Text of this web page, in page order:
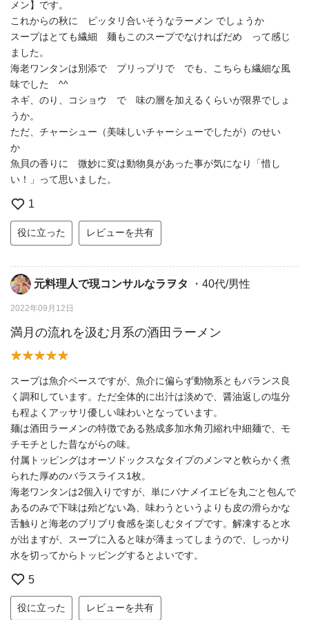
メン】です。
これからの秋に ピッタリ合いそうなラーメン でしょうか
スープはとても繊細 麺もこのスープでなければだめ って感じ
ました。
海老ワンタンは別添で プリっプリで でも、こちらも繊細な風
味でした ^^
ネギ、のり、コショウ で 味の層を加えるくらいが限界でしょ
うか。
ただ、チャーシュー（美味しいチャーシューでしたが）のせい
か
魚貝の香りに 微妙に変は動物臭があった事が気になり「惜し
い！」って思いました。
1
役に立った レビューを共有
元料理人で現コンサルなラヲタ ・40代/男性
2022年09月12日
満月の流れを汲む月系の酒田ラーメン
スープは魚介ベースですが、魚介に偏らず動物系ともバランス良
く調和しています。ただ全体的に出汁は淡めで、醤油返しの塩分
も程よくアッサリ優しい味わいとなっています。
麺は酒田ラーメンの特徴である熟成多加水角刃縮れ中細麺で、モ
チモチとした昔ながらの味。
付属トッピングはオーソドックスなタイプのメンマと軟らかく煮
られた厚めのバラスライス1枚。
海老ワンタンは2個入りですが、単にバナメイエビを丸ごと包んで
あるのみで下味は殆どない為、味わうというよりも皮の滑らかな
舌触りと海老のブリブリ食感を楽しむタイプです。解凍すると水
が出ますが、スープに入ると味が薄まってしまうので、しっかり
水を切ってからトッピングするとよいです。
5
役に立った レビューを共有